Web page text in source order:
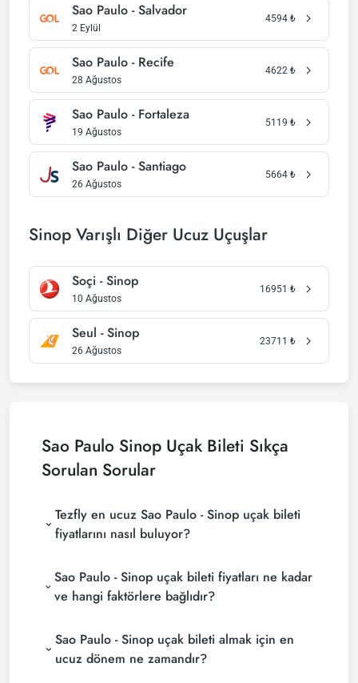
Sao Paulo - Salvador
2 Eylül
4594 ₺
Sao Paulo - Recife
28 Ağustos
4622 ₺
Sao Paulo - Fortaleza
19 Ağustos
5119 ₺
Sao Paulo - Santiago
26 Ağustos
5664 ₺
Sinop Varışlı Diğer Ucuz Uçuşlar
Soçi - Sinop
10 Ağustos
16951 ₺
Seul - Sinop
26 Ağustos
23711 ₺
Sao Paulo Sinop Uçak Bileti Sıkça
Sorulan Sorular
Tezfly en ucuz Sao Paulo - Sinop uçak bileti
fiyatlarını nasıl buluyor?
fiyatlarını bulmak için tur operatörleri, büyük
rezervasyon siteleri (konsolidatörler) ve yüzlerce
havayolu sitesini aramaktadır. Tezfly sitesinde
arayarak ucuz Sao Paulo - Sinop uçak biletlerini
bulup karşılaştırabilir ve un uygun biletini
Sao Paulo - Sinop uçak bileti fiyatları ne kadar
ve hangi faktörlere bağlıdır?
şirketine, seyahat tarihlerinize, bilet sınıfınıza ve
rezervasyon yapılan döneme göre değişiklik
Sao Paulo - Sinop uçak bileti almak için en
ucuz dönem ne zamandır?